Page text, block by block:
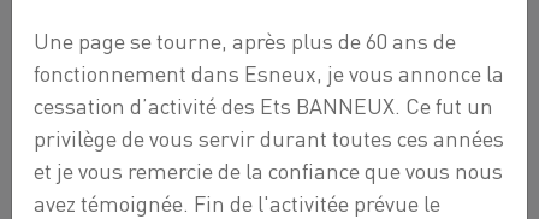
Une page se tourne, après plus de 60 ans de
fonctionnement dans Esneux, je vous annonce la
cessation d’activité des Ets BANNEUX. Ce fut un
privilège de vous servir durant toutes ces années
et je vous remercie de la confiance que vous nous
avez témoignée. Fin de l'activitée prévue le